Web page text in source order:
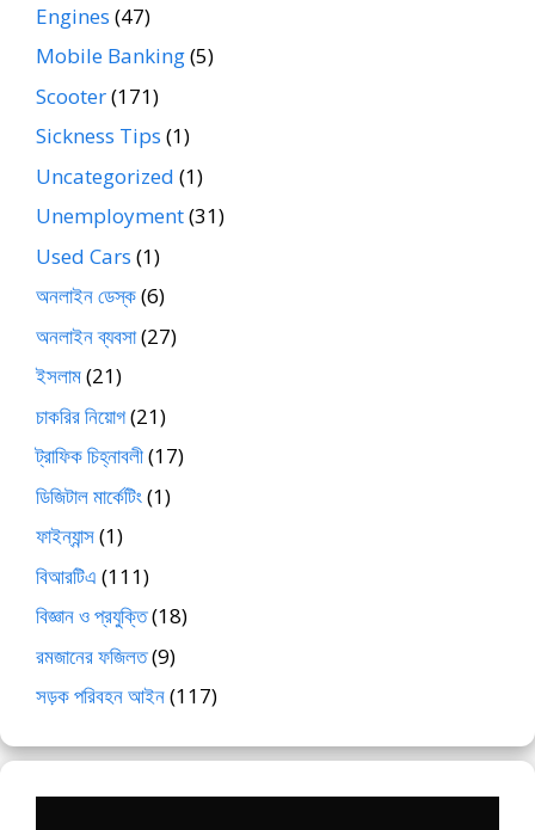
Engines (47)
Mobile Banking(5)
Scooter(171)
Sickness Tips (1)
Uncategorized (1)
Unemployment(31)
Used Cars (1)
অনলাইন ডেস্ক(6)
অনলাইন ব্যবসা(27)
ইসলাম(21)
চাকরির নিয়োগ(21)
ট্রাফিক চিহ্নাবলী(17)
ডিজিটাল মার্কেটিং(1)
ফাইন্যান্স(1)
বিআরটিএ (111)
বিজ্ঞান ও প্রযুক্তি(18)
রমজানের ফজিলত(9)
সড়ক পরিবহন আইন(117)